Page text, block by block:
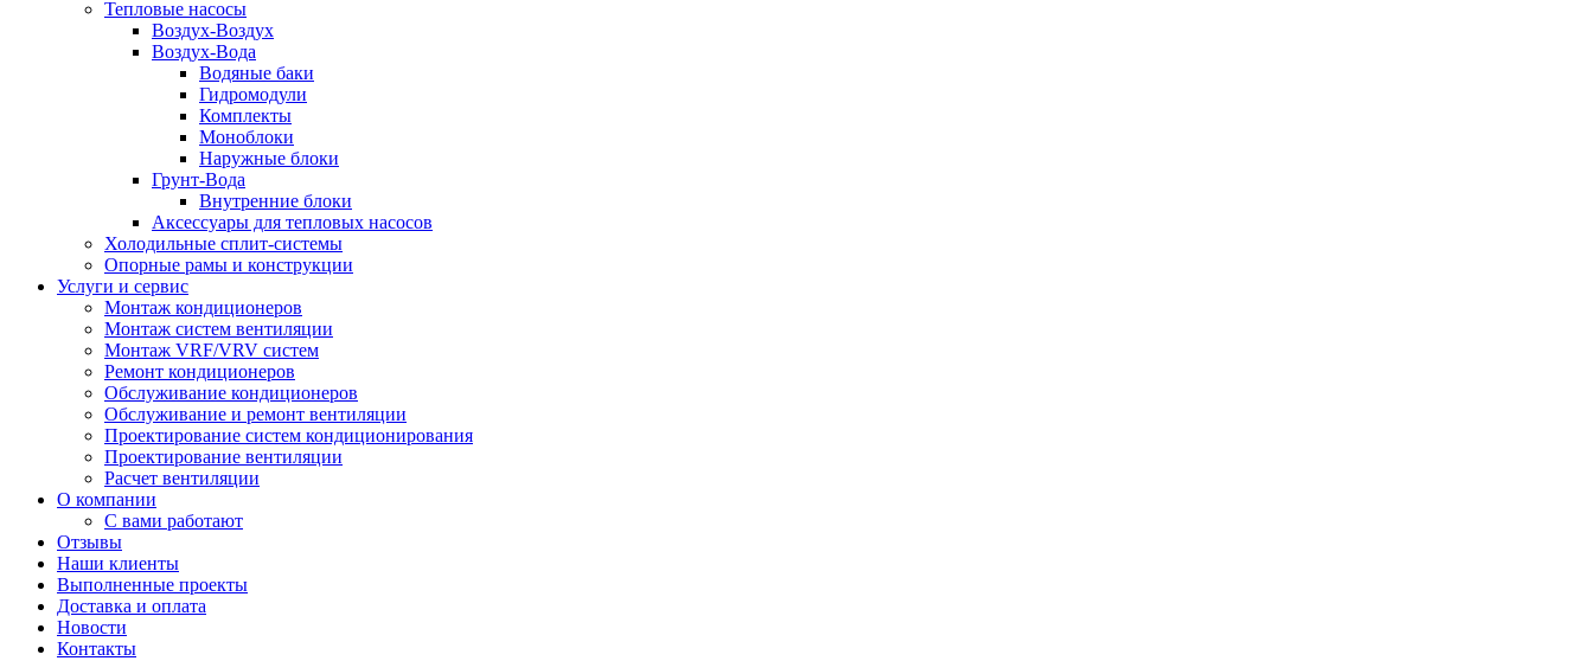
Тепловые насосы
Воздух-Воздух
Воздух-Вода
Водяные баки
Гидромодули
Комплекты
Моноблоки
Наружные блоки
Грунт-Вода
Внутренние блоки
Аксессуары для тепловых насосов
Холодильные сплит-системы
Опорные рамы и конструкции
Услуги и сервис
Монтаж кондиционеров
Монтаж систем вентиляции
Монтаж VRF/VRV систем
Ремонт кондиционеров
Обслуживание кондиционеров
Обслуживание и ремонт вентиляции
Проектирование систем кондиционирования
Проектирование вентиляции
Расчет вентиляции
О компании
С вами работают
Отзывы
Наши клиенты
Выполненные проекты
Доставка и оплата
Новости
Контакты